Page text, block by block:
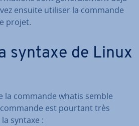
ensuite utiliser la commande
projet.
syntaxe de Linux
la commande whatis semble
est pourtant très
syntaxe :